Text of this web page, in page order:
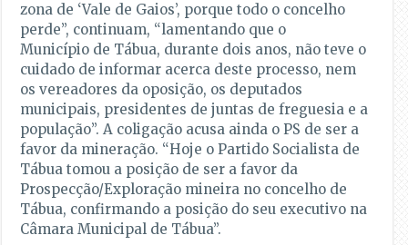
zona de ‘Vale de Gaios’, porque todo o concelho
perde”, continuam, “lamentando que o
Município de Tábua, durante dois anos, não teve o
cuidado de informar acerca deste processo, nem
os vereadores da oposição, os deputados
municipais, presidentes de juntas de freguesia e a
população”. A coligação acusa ainda o PS de ser a
favor da mineração. “Hoje o Partido Socialista de
Tábua tomou a posição de ser a favor da
Prospecção/Exploração mineira no concelho de
Tábua, confirmando a posição do seu executivo na
Câmara Municipal de Tábua”.